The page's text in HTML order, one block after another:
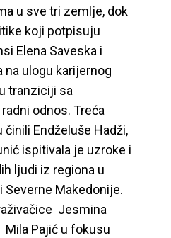
u sve tri zemlje, dok
koji potpisuju
Elena Saveska i
na ulogu karijernog
tranziciji sa
odnos. Treća
Endželuše Hadži,
ispitivala je uzroke i
ljudi iz regiona u
Severne Makedonije.
Jesmina
Mila Pajić u fokusu